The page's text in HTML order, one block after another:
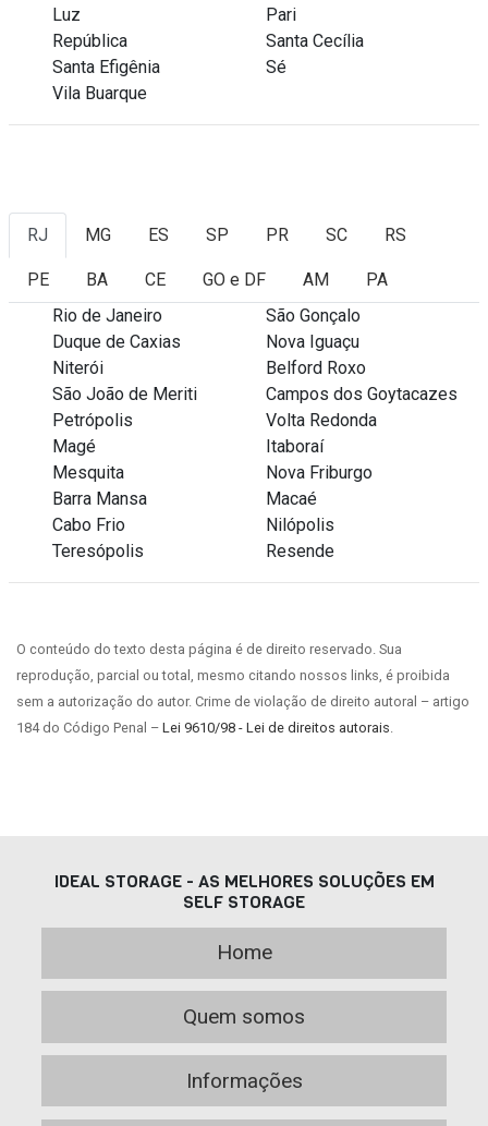
Luz
Pari
República
Santa Cecília
Santa Efigênia
Sé
Vila Buarque
RJ MG ES SP PR SC RS
PE BA CE GO e DF AM
PA
Rio de Janeiro
São Gonçalo
Duque de Caxias
Nova Iguaçu
Niterói
Belford Roxo
São João de Meriti
Campos dos Goytacazes
Petrópolis
Volta Redonda
Magé
Itaboraí
Mesquita
Nova Friburgo
Barra Mansa
Macaé
Cabo Frio
Nilópolis
Teresópolis
Resende
O conteúdo do texto desta página é de direito reservado. Sua
reprodução, parcial ou total, mesmo citando nossos links, é proibida
sem a autorização do autor. Crime de violação de direito autoral – artigo
184 do Código Penal – Lei 9610/98 - Lei de direitos autorais
IDEAL STORAGE - AS MELHORES SOLUÇÕES EM
SELF STORAGE
Home
Quem somos
Informações